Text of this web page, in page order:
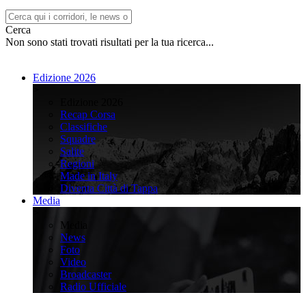
Cerca
Non sono stati trovati risultati per la tua ricerca...
Edizione 2026
Recap Corsa
Classifiche
Squadre
Salite
Regioni
Made in Italy
Diventa Città di Tappa
Media
Media
News
Foto
Video
Broadcaster
Radio Ufficiale